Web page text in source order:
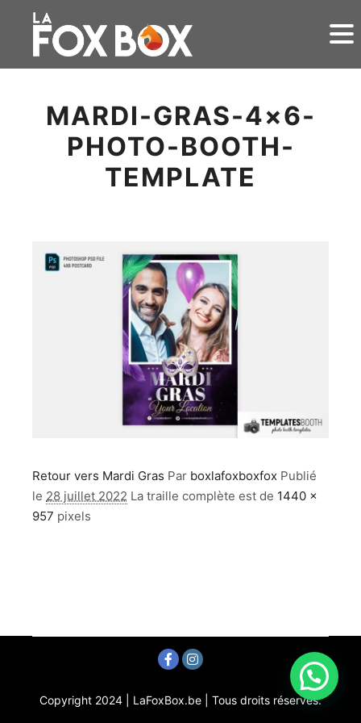
MARDI-GRAS-4×6-
PHOTO-BOOTH-
TEMPLATE
Retour vers Mardi Gras Par boxlafoxboxfox Publié
le 28 juillet 2022 La traille complète est de 1440 ×
957 pixels
Copyright 2024 | LaFoxBox.be | Tous droits réservés.